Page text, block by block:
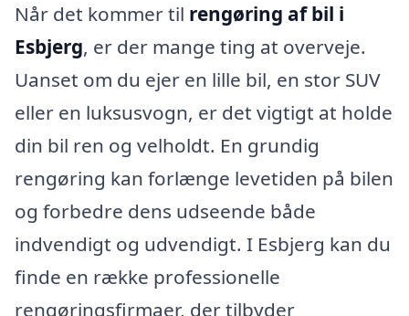
Når det kommer til rengøring af bil i
Esbjerg, er der mange ting at overveje.
Uanset om du ejer en lille bil, en stor SUV
eller en luksusvogn, er det vigtigt at holde
din bil ren og velholdt. En grundig
rengøring kan forlænge levetiden på bilen
og forbedre dens udseende både
indvendigt og udvendigt. I Esbjerg kan du
finde en række professionelle
rengøringsfirmaer, der tilbyder